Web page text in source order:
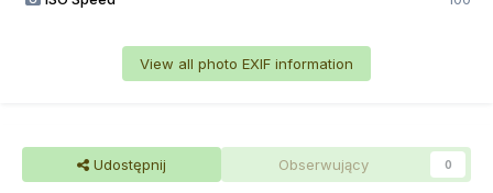
View all photo EXIF information
Udostępnij Obserwujący 0